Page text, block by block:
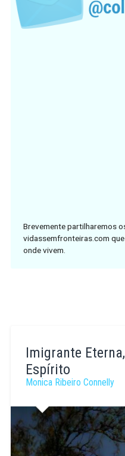
Brevemente partilharemos
vidassemfronteiras.com
onde vivem.
Imigrante
Espírito
Monica Ribeiro Connelly